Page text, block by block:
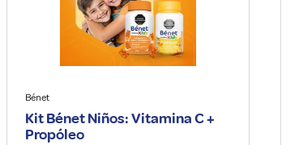
Bénet
Kit Bénet Niños: Vitamina C +
Propóleo